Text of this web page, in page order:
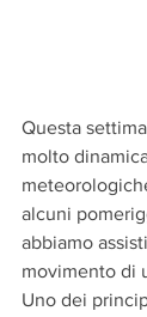
Questa
molto
alcuni
abbiamo
movimento di
Uno dei